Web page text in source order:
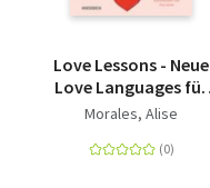
Love Lessons - Neue
Love Languages für
mehr Liebe in jeder
Morales, Alise